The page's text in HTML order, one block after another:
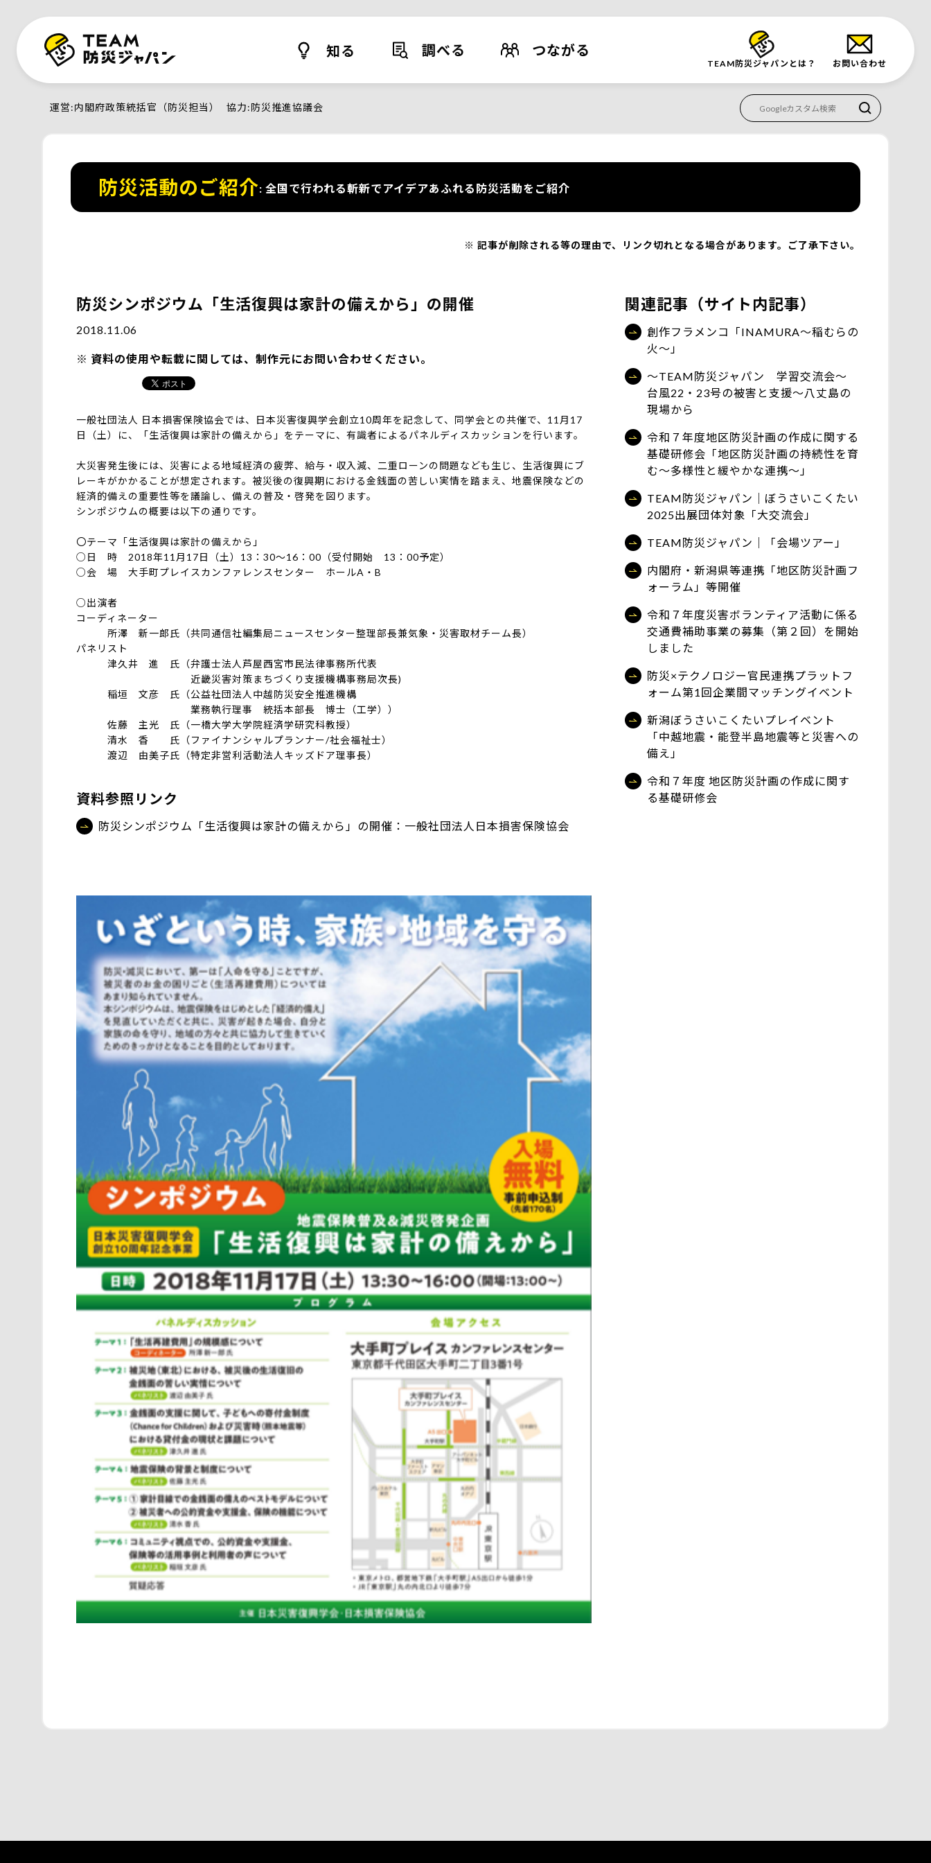
知る 調べる つながる
TEAM防災ジャパンとは？ お問い合わせ
運営 内閣府政策統括官（防災担当） 協力 防災推進協議会
防災活動のご紹介 全国で行われる斬新でアイデアあふれる防災活動をご紹介
記事が削除される等の理由で、リンク切れとなる場合があります。ご了承下さい。
防災シンポジウム「生活復興は家計の備えから」の開催
2018.11.06
資料の使用や転載に関しては、制作元にお問い合わせください。
一般社団法人 日本損害保険協会では、日本災害復興学会創立10周年を記念して、同学会との共催で、11月17
日（土）に、「生活復興は家計の備えから」をテーマに、有識者によるパネルディスカッションを行います。
大災害発生後には、災害による地域経済の疲弊、給与・収入減、二重ローンの問題なども生じ、生活復興にブ
レーキがかかることが想定されます。被災後の復興期における金銭面の苦しい実情を踏まえ、地震保険などの
経済的備えの重要性等を議論し、備えの普及・啓発を図ります。
シンポジウムの概要は以下の通りです。
〇テーマ「生活復興は家計の備えから」
○日 時 2018年11月17日（土）13：30～16：00（受付開始 13：00予定）
○会 場 大手町プレイスカンファレンスセンター ホールA・B
○出演者
コーディネーター
所澤 新一郎氏（共同通信社編集局ニュースセンター整理部長兼気象・災害取材チーム長）
パネリスト
津久井 進 氏（弁護士法人芦屋西宮市民法律事務所代表
近畿災害対策まちづくり支援機構事務局次長)
稲垣 文彦 氏（公益社団法人中越防災安全推進機構
業務執行理事 統括本部長 博士（工学））
佐藤 主光 氏（一橋大学大学院経済学研究科教授）
清水 香 氏（ファイナンシャルプランナー/社会福祉士）
渡辺 由美子氏（特定非営利活動法人キッズドア理事長）
資料参照リンク
防災シンポジウム「生活復興は家計の備えから」の開催：一般社団法人日本損害保険協会
関連記事（サイト内記事）
創作フラメンコ「INAMURA～稲むらの
火～」
～TEAM防災ジャパン 学習交流会～
台風22・23号の被害と支援～八丈島の
現場から
令和７年度地区防災計画の作成に関する
基礎研修会「地区防災計画の持続性を育
む～多様性と緩やかな連携～」
TEAM防災ジャパン｜ぼうさいこくたい
2025出展団体対象「大交流会」
TEAM防災ジャパン｜「会場ツアー」
内閣府・新潟県等連携「地区防災計画フ
ォーラム」等開催
令和７年度災害ボランティア活動に係る
交通費補助事業の募集（第２回）を開始
しました
防災×テクノロジー官民連携プラットフ
ォーム第1回企業間マッチングイベント
新潟ぼうさいこくたいプレイベント
「中越地震・能登半島地震等と災害への
備え」
令和７年度 地区防災計画の作成に関す
る基礎研修会